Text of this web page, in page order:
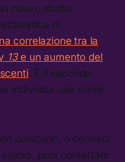
nuovo studio
di
correlazione tra la
13e un aumento del
. È il secondo
individua una simile
qualcuno, o conosci
puoi contattare